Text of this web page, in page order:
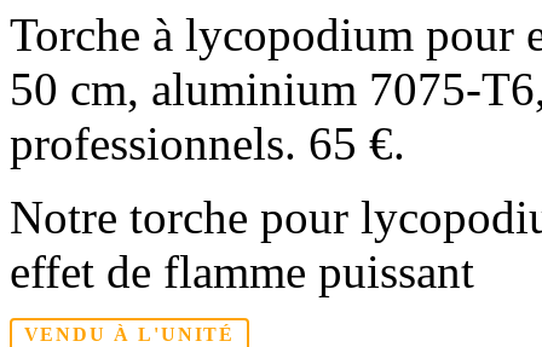
Torche à lycopodium pour
50 cm, aluminium 7075-
professionnels. 65 €.
Notre torche pour
effet de flamme puissant
VENDU À L'UNITÉ